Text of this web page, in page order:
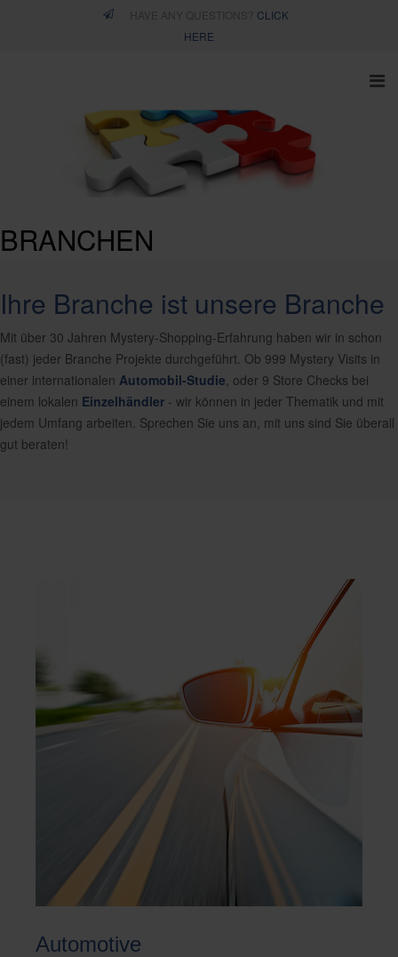
CLICK
HERE
BRANCHEN
Ihre Branche ist unsere Branche
Mit über 30 Jahren Mystery-Shopping-Erfahrung haben wir in schon
(fast) jeder Branche Projekte durchgeführt. Ob 999 Mystery Visits in
einer internationalen Automobil-Studie , oder 9 Store Checks bei
einem lokalen Einzelhändler - wir können in jeder Thematik und mit
jedem Umfang arbeiten. Sprechen Sie uns an, mit uns sind Sie überall
gut beraten!
Automotive